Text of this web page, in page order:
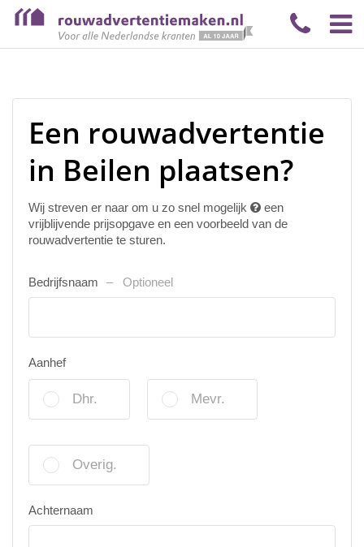
Een rouwadvertentie
in Beilen plaatsen?
Wij streven er naar om u zo snel mogelijk
een
vrijblijvende prijsopgave en een voorbeeld van de
rouwadvertentie te sturen.
Bedrijfsnaam Optioneel
Aanhef
Dhr. Mevr.
Overig.
Achternaam